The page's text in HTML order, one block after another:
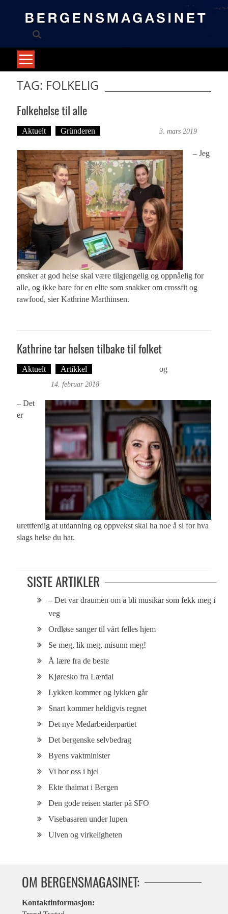
TAG: FOLKELIG
Folkehelse til alle
Aktuelt Gründeren 3. mars 2019
– Jeg
ønsker at god helse skal være tilgjengelig og oppnåelig for
alle, og ikke bare for en elite som snakker om crossfit og
rawfood, sier Kathrine Marthinsen.
Kathrine tar helsen tilbake til folket
Aktuelt Artikkel og
14. februar 2018
– Det
er
urettferdig at utdanning og oppvekst skal ha noe å si for hva
slags helse du har.
SISTE ARTIKLER
– Det var draumen om å bli musikar som fekk meg i
veg
Ordløse sanger til vårt felles hjem
Se meg, lik meg, misunn meg!
Å lære fra de beste
Kjøresko fra Lærdal
Lykken kommer og lykken går
Snart kommer heldigvis regnet
Det nye Medarbeiderpartiet
Det bergenske selvbedrag
Byens vaktminister
Vi bor oss i hjel
Ekte thaimat i Bergen
Den gode reisen starter på SFO
Visebasaren under lupen
Ulven og virkeligheten
OM BERGENSMAGASINET:
Kontaktinformasjon: